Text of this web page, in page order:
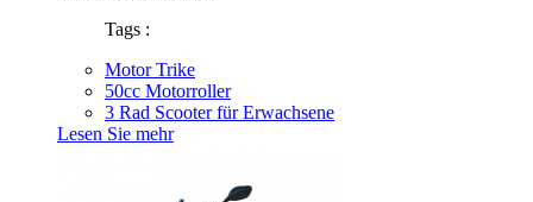
Tags :
Motor Trike
50cc Motorroller
3 Rad Scooter für Erwachsene
Lesen Sie mehr